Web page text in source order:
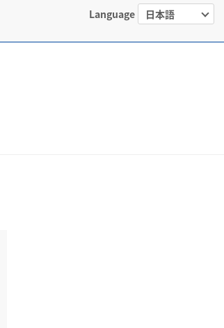
Language